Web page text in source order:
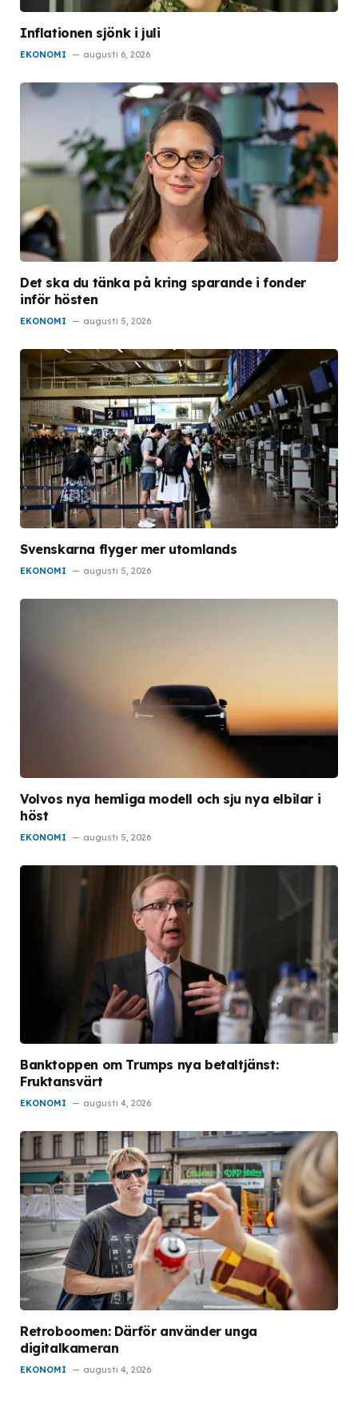
Inflationen sjönk i juli
EKONOMI augusti 6, 2026
Det ska du tänka på kring sparande i fonder
inför hösten
EKONOMI augusti 5, 2026
Svenskarna flyger mer utomlands
EKONOMI augusti 5, 2026
Volvos nya hemliga modell och sju nya elbilar i
höst
EKONOMI augusti 5, 2026
Banktoppen om Trumps nya betaltjänst:
Fruktansvärt
EKONOMI augusti 4, 2026
Retroboomen: Därför använder unga
digitalkameran
EKONOMI augusti 4, 2026